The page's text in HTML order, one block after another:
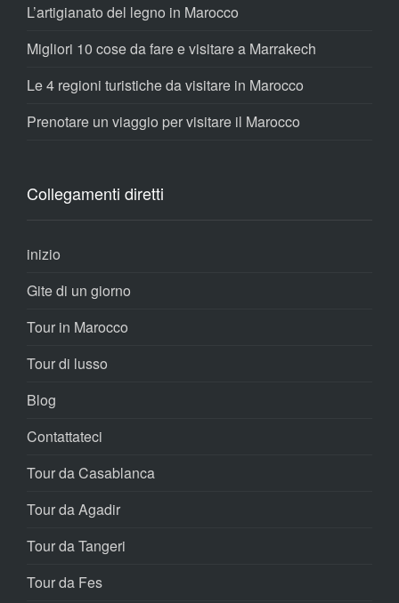
L’artigianato del legno in Marocco
Migliori 10 cose da fare e visitare a Marrakech
Le 4 regioni turistiche da visitare in Marocco
Prenotare un viaggio per visitare il Marocco
Collegamenti diretti
inizio
Gite di un giorno
Tour in Marocco
Tour di lusso
Blog
Contattateci
Tour da Casablanca
Tour da Agadir
Tour da Tangeri
Tour da Fes